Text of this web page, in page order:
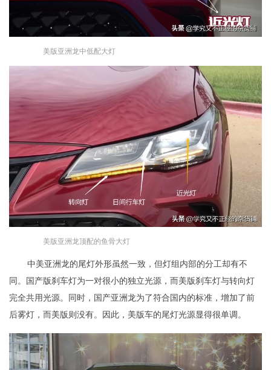
美版亚洲龙中低配大灯
美版亚洲龙顶配的鱼骨大灯
中美亚洲龙的尾灯外形虽然一致，但灯组内部的分工却有不
同。国产版刹车灯为一对很小的独立光源，而美版刹车灯与转向灯
完全共用光源。同时，国产亚洲龙为了符合国内的标准，增加了前
后雾灯，而美版则没有。因此，美版车的尾灯光源显得很单调。